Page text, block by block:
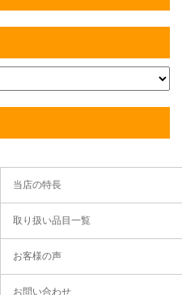
当店の特長
取り扱い品目一覧
お客様の声
お問い合わせ